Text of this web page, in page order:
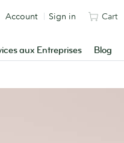
aux Entreprises Blog
Account Sign in Cart